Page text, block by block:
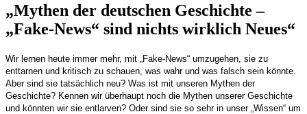
„Mythen der deutschen Geschichte –
„Fake-News“ sind nichts wirklich Neues“
Wir lernen heute immer mehr, mit „Fake-News“ umzugehen, sie zu
enttarnen und kritisch zu schauen, was wahr und was falsch sein könnte.
Aber sind sie tatsächlich neu? Was ist mit unseren Mythen der
Geschichte? Kennen wir überhaupt noch die Mythen unserer Geschichte
und könnten wir sie entlarven? Oder sind sie so sehr in unser „Wissen“ um